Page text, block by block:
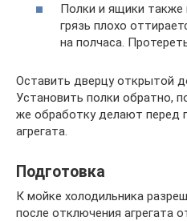
Полки и ящики также
грязь плохо
на полчаса.
Оставить дверцу открытой
Установить полки обратно,
же обработку делают перед
агрегата.
Подготовка
К мойке холодильника
после отключения агрегата